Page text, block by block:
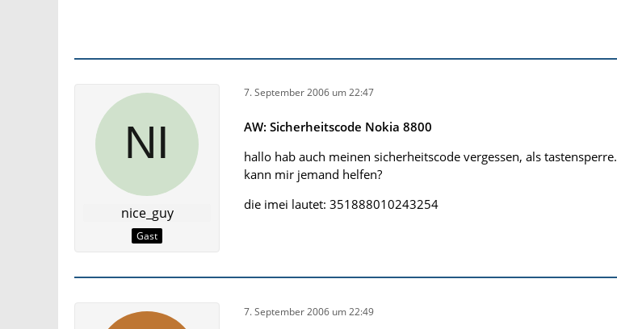
nice_guy
Gast
7. September 2006 um 22:47
AW: Sicherheitscode Nokia 8800
hallo hab auch meinen sicherheitscode vergessen, als tastensperre.
kann mir jemand helfen?
die imei lautet: 351888010243254
7. September 2006 um 22:49